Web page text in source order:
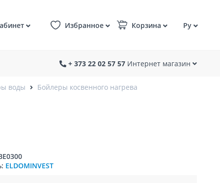
Избранное Корзина Ру
+ 373 22 02 57 57 Интернет магазин
воды
Бойлеры косвенного нагрева
ELDOMINVEST